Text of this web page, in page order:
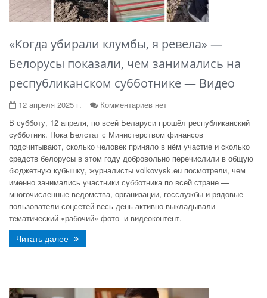
«Когда убирали клумбы, я ревела» —
Белорусы показали, чем занимались на
республиканском субботнике — Видео
12 апреля 2025 г.
Комментариев нет
В субботу, 12 апреля, по всей Беларуси прошёл республиканский
субботник. Пока Белстат с Министерством финансов
подсчитывают, сколько человек приняло в нём участие и сколько
средств белорусы в этом году добровольно перечислили в общую
бюджетную кубышку, журналисты volkovysk.eu посмотрели, чем
именно занимались участники субботника по всей стране —
многочисленные ведомства, организации, госслужбы и рядовые
пользователи соцсетей весь день активно выкладывали
тематический «рабочий» фото- и видеоконтент.
Читать далее